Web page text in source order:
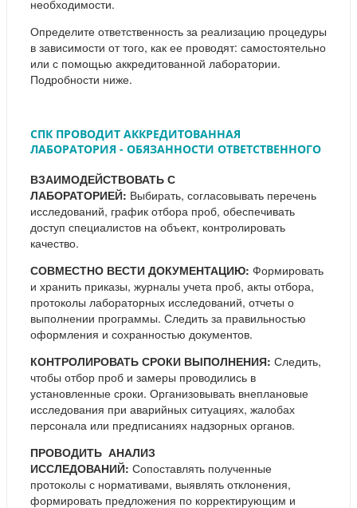
необходимости.
Определите ответственность за реализацию процедуры
в зависимости от того, как ее проводят: самостоятельно
или с помощью аккредитованной лаборатории.
Подробности ниже.
СПК ПРОВОДИТ АККРЕДИТОВАННАЯ
ЛАБОРАТОРИЯ - ОБЯЗАННОСТИ ОТВЕТСТВЕННОГО
ВЗАИМОДЕЙСТВОВАТЬ С
ЛАБОРАТОРИЕЙ: Выбирать, согласовывать перечень
исследований, график отбора проб, обеспечивать
доступ специалистов на объект, контролировать
качество.
СОВМЕСТНО ВЕСТИ ДОКУМЕНТАЦИЮ: Формировать
и хранить приказы, журналы учета проб, акты отбора,
протоколы лабораторных исследований, отчеты о
выполнении программы. Следить за правильностью
оформления и сохранностью документов.
КОНТРОЛИРОВАТЬ СРОКИ ВЫПОЛНЕНИЯ: Следить,
чтобы отбор проб и замеры проводились в
установленные сроки. Организовывать внеплановые
исследования при аварийных ситуациях, жалобах
персонала или предписаниях надзорных органов.
ПРОВОДИТЬ АНАЛИЗ
ИССЛЕДОВАНИЙ: Сопоставлять полученные
протоколы с нормативами, выявлять отклонения,
формировать предложения по корректирующим и